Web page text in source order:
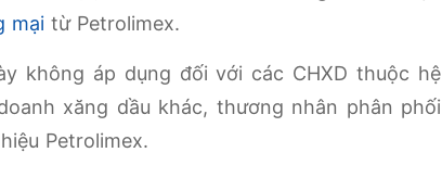
mại từ Petrolimex.
không áp dụng đối với các CHXD thuộc hệ
xăng dầu khác, thương nhân phân phối
Petrolimex.